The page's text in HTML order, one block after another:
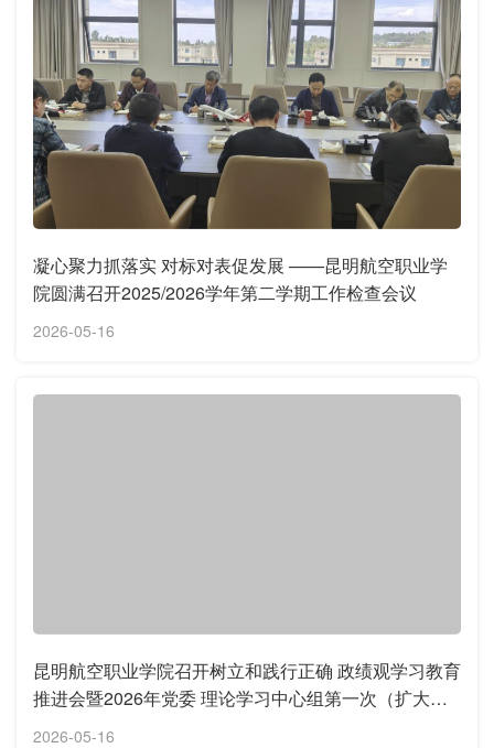
凝心聚力抓落实 对标对表促发展 ——昆明航空职业学
院圆满召开2025/2026学年第二学期工作检查会议
2026-05-16
昆明航空职业学院召开树立和践行正确 政绩观学习教育
推进会暨2026年党委 理论学习中心组第一次（扩大）
会议
2026-05-16